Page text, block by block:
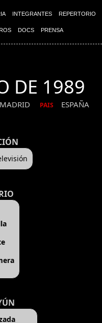
INTEGRANTES REPERTORIO
DOCS PRENSA
DE 1989
MADRID PAIS ESPAÑA